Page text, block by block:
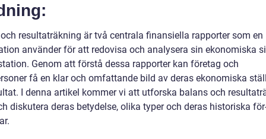
resultaträkning är två centrala finansiella rapporter som en
använder för att redovisa och analysera sin ekonomiska
Genom att förstå dessa rapporter kan företag och
få en klar och omfattande bild av deras ekonomiska
I denna artikel kommer vi att utforska balans och
diskutera deras betydelse, olika typer och deras historiska